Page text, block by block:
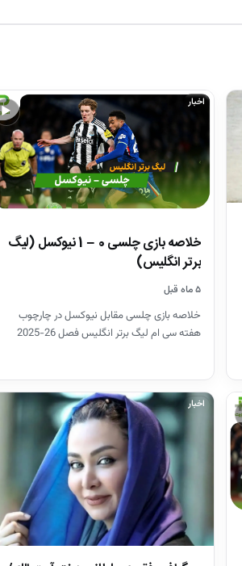
▶
اخبار
خلاصه بازی چلسی 0 – 1 نیوکسل (لیگ
برتر انگلیس)
۵ ماه قبل
خلاصه بازی چلسی مقابل نیوکسل در چارچوب
هفته سی ام لیگ برتر انگلیس فصل 26-2025
اخبار